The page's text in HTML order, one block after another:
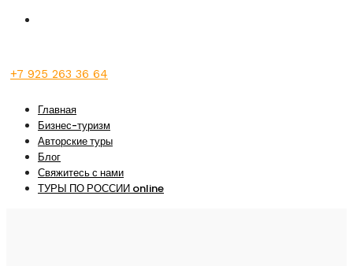
+7 925 263 36 64
Главная
Бизнес-туризм
Авторские туры
Блог
Свяжитесь с нами
ТУРЫ ПО РОССИИ online